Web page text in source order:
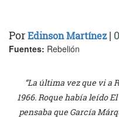
PorEdinson Martínez|
Fuentes: Rebelión
“La última vez que vi a
1966. Roque había leído
pensaba que García